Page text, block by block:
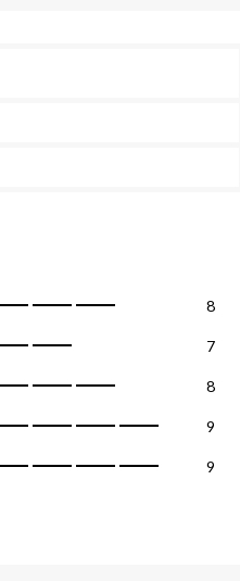
8
7
8
9
9